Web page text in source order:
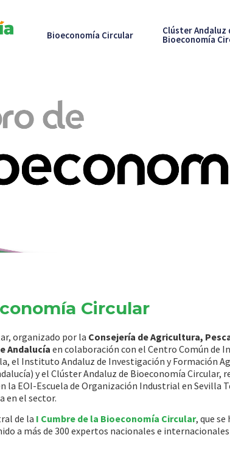
Bioeconomía Circular Clúster Andaluz
Bioeconomía
Circular
organizado por la Consejería de Agricultura,
Andalucíaen colaboración con el Centro Común de
el Instituto Andaluz de Investigación y Formación
y el Clúster Andaluz de Bioeconomía Circular,
la EOI-Escuela de Organización Industrial en Sevilla
en el sector.
de la I Cumbre de la Bioeconomía Circular, que se
a más de 300 expertos nacionales e